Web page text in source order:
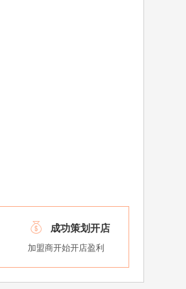
 成功策划开店
加盟商开始开店盈利